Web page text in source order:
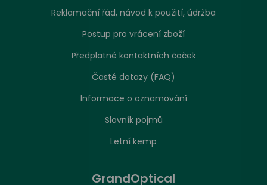
Reklamační řád, návod k použití, údržba
Postup pro vrácení zboží
Předplatné kontaktních čoček
Časté dotazy (FAQ)
Informace o oznamování
Slovník pojmů
Letní kemp
GrandOptical